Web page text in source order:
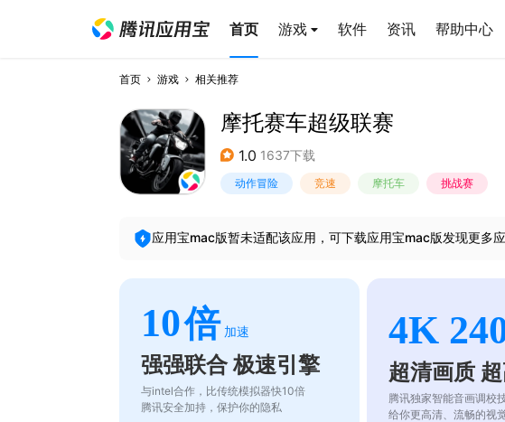
首页 游戏 软件 资讯 帮助中心
首页 游戏 相关推荐
摩托赛车超级联赛
1.0 1637下载
动作冒险 竞速 摩托车 挑战赛
应用宝mac版暂未适配该应用，可下载应用宝mac版发现更多
10倍 加速
强强联合 极速引擎
与intel合作，比传统模拟器快10倍
腾讯安全加持，保护你的隐私
4K
超清画质
腾讯独家智能音画调校
给你更高清、流畅的视